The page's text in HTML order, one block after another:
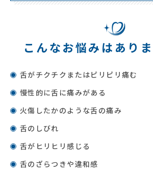
こんなお悩みは あり
舌がチクチクまたはピリピリ痛む
慢性的に舌に痛みがある
火傷したかのような舌の痛み
舌のしびれ
舌がヒリヒリ感じる
舌のざらつきや違和感